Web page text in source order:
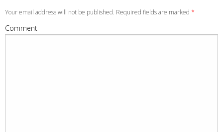
Your email address will not be published. Required fields are marked *
Comment